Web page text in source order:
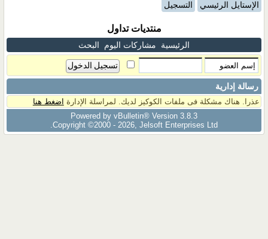
الإستايل الرئيسي التسجيل
منتديات تداول
الرئيسية مشاركات اليوم البحث
رسالة إدارية
عذرا. هناك مشكلة فى ملفات الكوكيز لديك. لمراسلة الإدارة اضغط هنا
Powered by vBulletin® Version 3.8.3
Copyright ©2000 - 2026, Jelsoft Enterprises Ltd.